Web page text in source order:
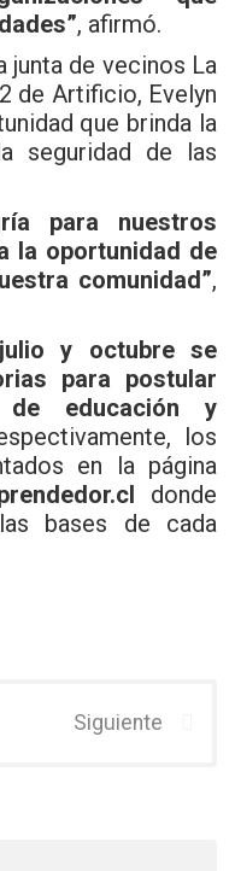
, afirmó.
junta de vecinos La
de Artificio, Evelyn
que brinda la
seguridad de las
para nuestros
la oportunidad de
comunidad”,
y octubre se
para postular
de educación y
los
en la página
donde
bases de cada
Siguiente